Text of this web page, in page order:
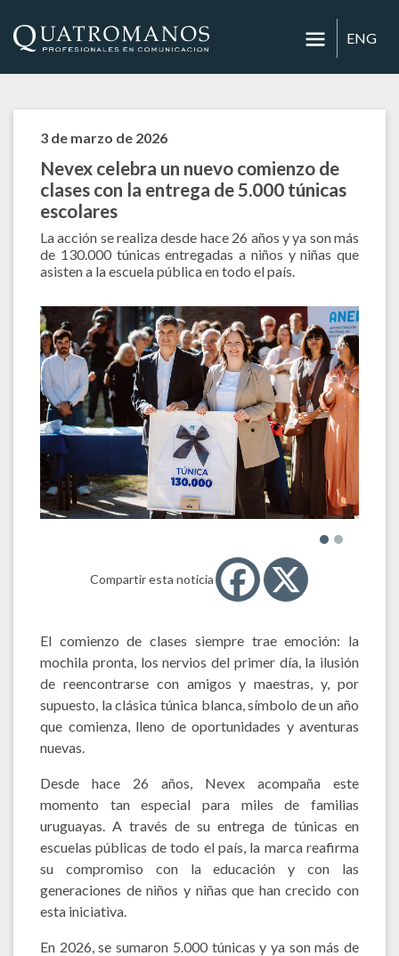
ENG
3 de marzo de 2026
Nevex celebra un nuevo comienzo de
clases con la entrega de 5.000 túnicas
escolares
La acción se realiza desde hace 26 años y ya son más
de 130.000 túnicas entregadas a niños y niñas que
asisten a la escuela pública en todo el país.
Compartir esta noticia
El comienzo de clases siempre trae emoción: la
mochila pronta, los nervios del primer día, la ilusión
de reencontrarse con amigos y maestras, y, por
supuesto, la clásica túnica blanca, símbolo de un año
que comienza, lleno de oportunidades y aventuras
nuevas.
Desde hace 26 años, Nevex acompaña este
momento tan especial para miles de familias
uruguayas. A través de su entrega de túnicas en
escuelas públicas de todo el país, la marca reafirma
su compromiso con la educación y con las
generaciones de niños y niñas que han crecido con
esta iniciativa.
En 2026, se sumaron 5.000 túnicas y ya son más de